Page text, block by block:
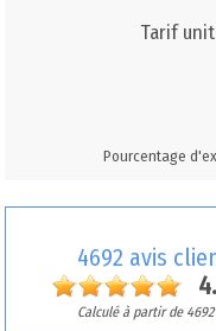
Tarif
Pourcentage
4692 avis
Calculé à partir de